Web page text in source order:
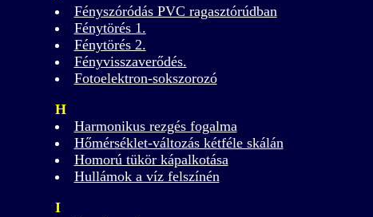
Fényszóródás PVC ragasztórúdban
Fénytörés 1.
Fénytörés 2.
Fényvisszaverődés.
Fotoelektron-sokszorozó
H
Harmonikus rezgés fogalma
Hőmérséklet-változás kétféle skálán
Homorú tükör kápalkotása
Hullámok a víz felszínén
I